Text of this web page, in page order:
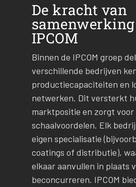
De kracht van
IPCOM
Binnen de IPCOM groep
verschillende bedrijven
productiecapaciteiten en
netwerken. Dit versterkt
marktpositie en zorgt voor
schaalvoordelen. Elk
eigen specialisatie
coatings of distributie),
elkaar aanvullen in plaats
beconcurreren. IPCOM